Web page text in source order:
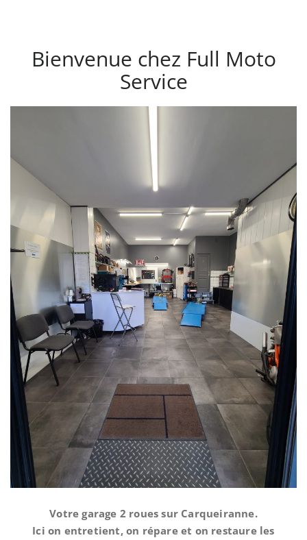
Bienvenue chez Full Moto
Service
Votre garage 2 roues sur Carqueiranne.
Ici on entretient, on répare et on restaure les